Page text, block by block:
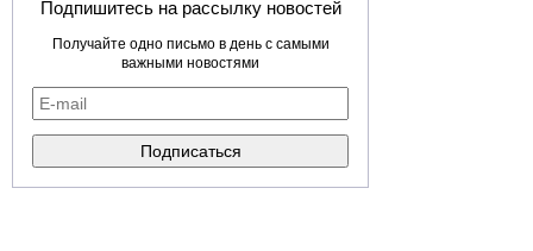
Подпишитесь на рассылку новостей
Получайте одно письмо в день с самыми
важными новостями